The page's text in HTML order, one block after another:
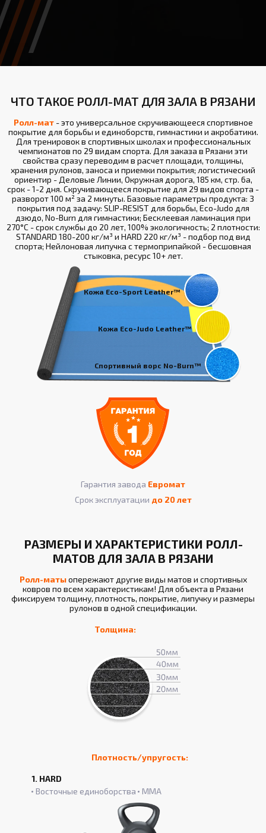
ЧТО ТАКОЕ РОЛЛ-МАТ ДЛЯ ЗАЛА В РЯЗАНИ
Ролл-мат- это универсальное скручивающееся спортивное
покрытие для борьбы и единоборств, гимнастики и акробатики.
Для тренировок в спортивных школах и профессиональных
чемпионатов по 29 видам спорта. Для заказа в Рязани эти
свойства сразу переводим в расчет площади, толщины,
хранения рулонов, заноса и приемки покрытия; логистический
ориентир - Деловые Линии, Окружная дорога, 185 км, стр. 6а,
срок - 1-2 дня. Скручивающееся покрытие для 29 видов спорта -
разворот 100 м² за 2 минуты. Базовые параметры продукта: 3
покрытия под задачу: SLIP-RESIST для борьбы, Eco-Judo для
дзюдо, No-Burn для гимнастики; Бесклеевая ламинация при
270°С - срок службы до 20 лет, 100% экологичность; 2 плотности:
STANDARD 180-200 кг/м³ и HARD 220 кг/м³ - подбор под вид
спорта; Нейлоновая липучка с термоприпайкой - бесшовная
стыковка, ресурс 10+ лет.
Кожа Eco-Sport Leather™
Кожа Eco-Judo Leather™
Спортивный ворс No-Burn™
Гарантия завода Евромат
Срок эксплуатации до 20 лет
РАЗМЕРЫ И ХАРАКТЕРИСТИКИ РОЛЛ-
МАТОВ ДЛЯ ЗАЛА В РЯЗАНИ
Ролл-матыопережают другие виды матов и спортивных
ковров по всем характеристикам! Для объекта в Рязани
фиксируем толщину, плотность, покрытие, липучку и размеры
рулонов в одной спецификации.
Толщина:
Плотность/упругость:
1. HARD
Восточные единоборства
ММА